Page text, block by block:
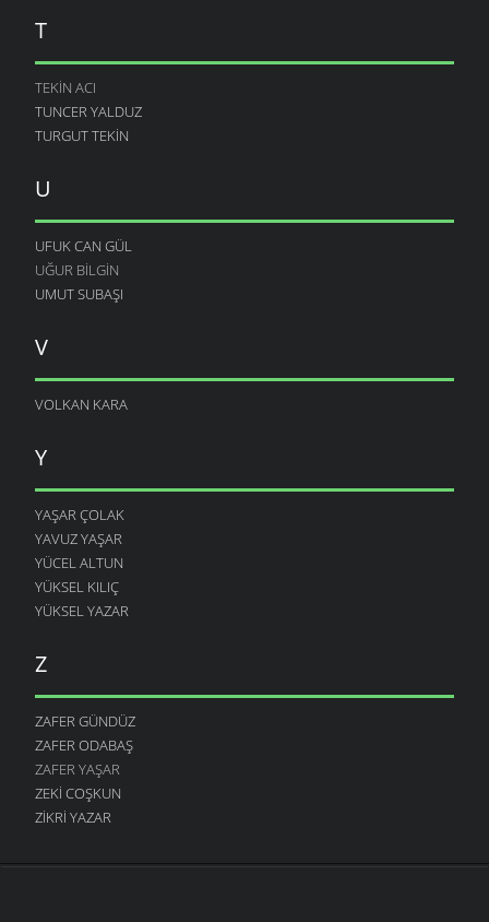
T
TEKIN ACI
TUNCER YALDUZ
TURGUT TEKIN
U
UFUK CAN GÜL
UĞUR BILGIN
UMUT SUBAŞI
V
VOLKAN KARA
Y
YAŞAR ÇOLAK
YAVUZ YAŞAR
YÜCEL ALTUN
YÜKSEL KILIÇ
YÜKSEL YAZAR
Z
ZAFER GÜNDÜZ
ZAFER ODABAŞ
ZAFER YAŞAR
ZEKI COŞKUN
ZIKRI YAZAR